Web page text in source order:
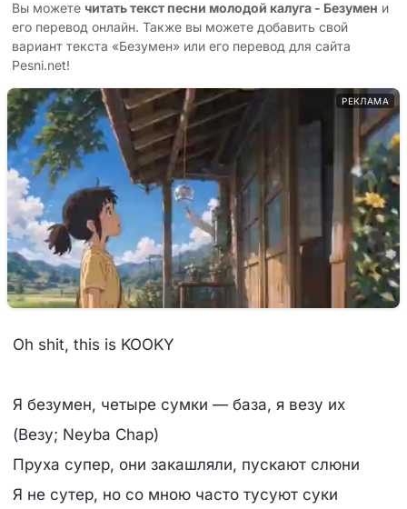
Вы можете читать текст песни молодой калуга - Безумен и
его перевод онлайн. Также вы можете добавить свой
вариант текста «Безумен» или его перевод для сайта
Pesni.net!
РЕКЛАМА
Oh shit, this is KOOKY
Я безумен, четыре сумки — база, я везу их
(Везу; Neyba Chap)
Пруха супер, они закашляли, пускают слюни
Я не сутер, но со мною часто тусуют суки